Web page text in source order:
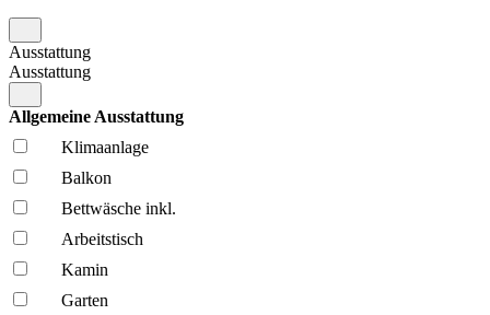
Ausstattung
Ausstattung
Allgemeine Ausstattung
Klima­anlage
Balkon
Bettwäsche inkl.
Arbeitstisch
Kamin
Garten